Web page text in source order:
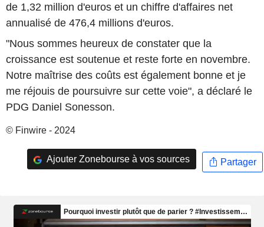
de 1,32 million d'euros et un chiffre d'affaires net
annualisé de 476,4 millions d'euros.
"Nous sommes heureux de constater que la
croissance est soutenue et reste forte en novembre.
Notre maîtrise des coûts est également bonne et je
me réjouis de poursuivre sur cette voie", a déclaré le
PDG Daniel Sonesson.
© Finwire - 2024
Ajouter Zonebourse à vos sources Partager